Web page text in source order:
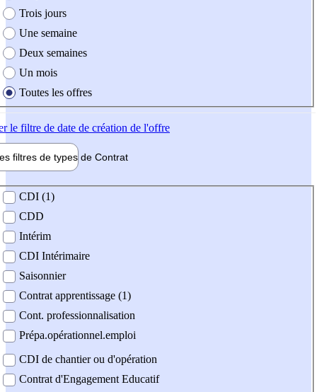
Trois jours
Une semaine
Deux semaines
Un mois
Toutes les offres
le filtre de date de création de l'offre
filtres de types de Contrat
contrat
CDI (1)
CDD
Intérim
CDI Intérimaire
Saisonnier
Contrat apprentissage (1)
Cont. professionnalisation
Prépa.opérationnel.emploi
CDI de chantier ou d'opération
Contrat d'Engagement Educatif